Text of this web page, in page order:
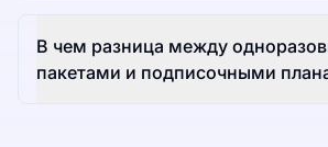
В чем разница между
пакетами и подписочными